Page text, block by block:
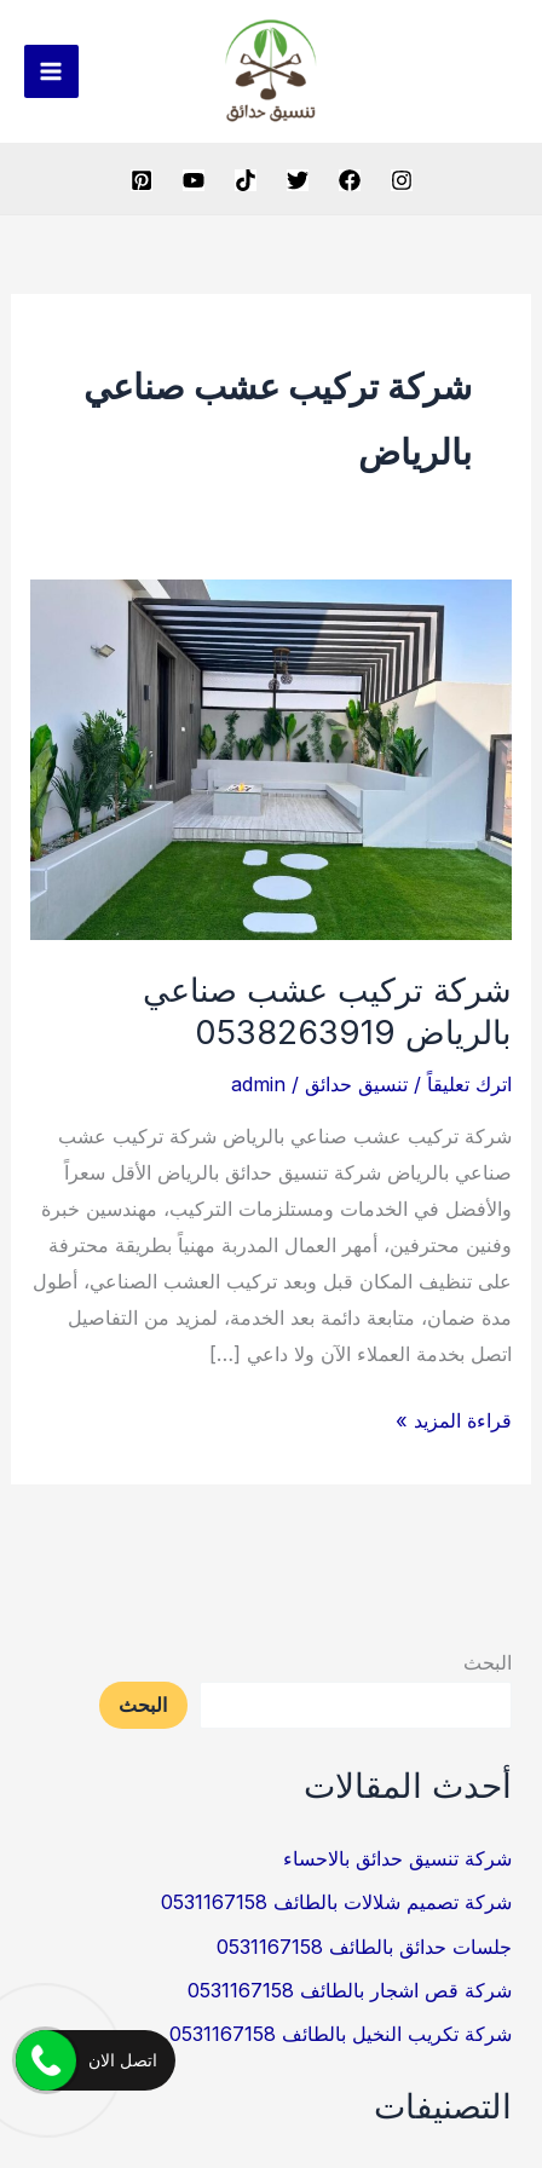
شركة تركيب عشب صناعي
بالرياض
شركة تركيب عشب صناعي
بالرياض 0538263919
اترك تعليقاً /تنسيق حدائق /
admin
شركة تركيب عشب صناعي بالرياض شركة تركيب عشب
صناعي بالرياض شركة تنسيق حدائق بالرياض الأقل سعراً
والأفضل في الخدمات ومستلزمات التركيب، مهندسين خبرة
وفنين محترفين، أمهر العمال المدربة مهنياً بطريقة محترفة
على تنظيف المكان قبل وبعد تركيب العشب الصناعي، أطول
مدة ضمان، متابعة دائمة بعد الخدمة، لمزيد من التفاصيل
اتصل بخدمة العملاء الآن ولا داعي […]
شركة
قراءة المزيد »
البحث
البحث
أحدث المقالات
شركة تنسيق حدائق بالاحساء
شركة تصميم شلالات بالطائف 0531167158
جلسات حدائق بالطائف 0531167158
شركة قص اشجار بالطائف 0531167158
شركة تكريب النخيل بالطائف 0531167158
التصنيفات
اتصل الان